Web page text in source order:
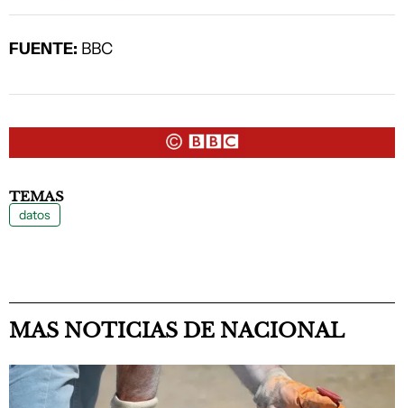
FUENTE: BBC
TEMAS
datos
MAS NOTICIAS DE NACIONAL